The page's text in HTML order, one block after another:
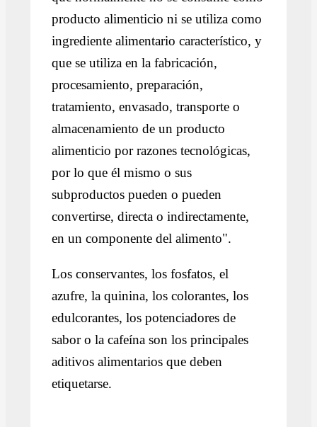
producto alimenticio ni se utiliza como
ingrediente alimentario característico, y
que se utiliza en la fabricación,
procesamiento, preparación,
tratamiento, envasado, transporte o
almacenamiento de un producto
alimenticio por razones tecnológicas,
por lo que él mismo o sus
subproductos pueden o pueden
convertirse, directa o indirectamente,
en un componente del alimento".
Los conservantes, los fosfatos, el
azufre, la quinina, los colorantes, los
edulcorantes, los potenciadores de
sabor o la cafeína son los principales
aditivos alimentarios que deben
etiquetarse.